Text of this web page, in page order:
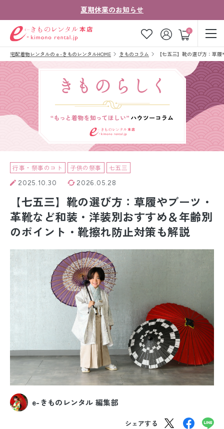
夏期休業のお知らせ
0
ゲスト
お気に入り ログイン カート
ご注文の流れ
よくあるご質問
きものコラム お客様の声
法人・グループの
お客様はこちら
着物の種類から探す
七五三レンタル
振袖レンタル
卒業式袴レンタル
産着レンタル
訪問着・付下げレンタル
ベビー着物レンタル
ジュニア着物レンタル
ジュニア洋装レンタル
ベビー洋装レンタル
宅配着物レンタルのｅ-きものレンタルHOME きものコラム 【七五三】靴の選び方：草
行事・祭事のコト 子供の祭事 七五三
2025.10.30 2026.05.28
【七五三】靴の選び方：草履やブーツ・
革靴など和装・洋装別おすすめ＆年齢別
のポイント・靴擦れ防止対策も解説
e-きものレンタル 編集部
シェアする